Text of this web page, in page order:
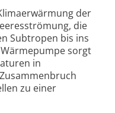
der
die
Subtropen bis ins
sorgt
in
zu einer